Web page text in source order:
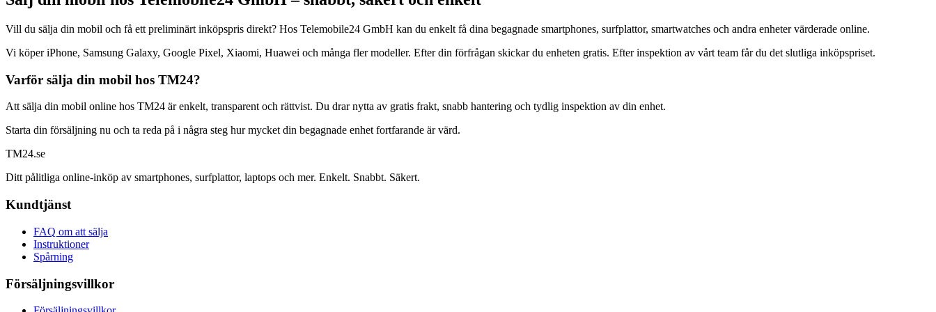
Vill du sälja din mobil och få ett preliminärt inköpspris direkt? Hos Telemobile24 GmbH kan du enkelt få dina begagnade smartphones, surfplattor, smartwatches och andra enheter värderade online.
Vi köper iPhone, Samsung Galaxy, Google Pixel, Xiaomi, Huawei och många fler modeller. Efter din förfrågan skickar du enheten gratis. Efter inspektion av vårt team får du det slutliga inköpspriset.
Varför sälja din mobil hos TM24?
Att sälja din mobil online hos TM24 är enkelt, transparent och rättvist. Du drar nytta av gratis frakt, snabb hantering och tydlig inspektion av din enhet.
Starta din försäljning nu och ta reda på i några steg hur mycket din begagnade enhet fortfarande är värd.
TM24.se
Ditt pålitliga online-inköp av smartphones, surfplattor, laptops och mer. Enkelt. Snabbt. Säkert.
Kundtjänst
FAQ om att sälja
Instruktioner
Spårning
Försäljningsvillkor